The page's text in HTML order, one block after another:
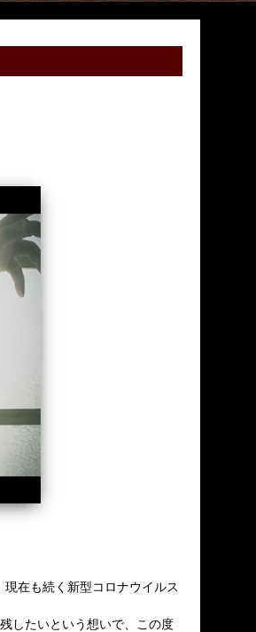
現在も続く新型コロナウイルス
したいという想いで、この度